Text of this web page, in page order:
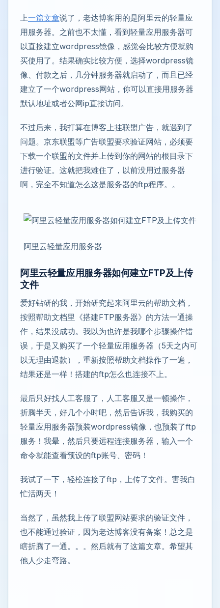
上一篇文章说了，老达博客用的是阿里云的轻量应
用服务器。之前也不太懂，看到轻量应用服务器可
以直接建立wordpress镜像，感觉会比较方便就购
买使用了。结果确实比较方便，选择wordpress镜
像、付款之后，几分钟服务器就启动了，而且已经
建立了一个wordpress网站，你可以直接用服务器
默认地址或者公网ip直接访问。
不过后来，我打算在博客上挂联盟广告，就遇到了
问题。京东联盟等广告联盟要求验证网站，必须要
下载一个联盟的文件并上传到你的网站的根目录下
进行验证。这就把我难住了，以前没用过服务器
啊，完全不知道怎么这是服务器的ftp程序。。
阿里云轻量应用服务器
阿里云轻量应用服务器如何建立FTP及上传
文件
爱好钻研的我，开始研究起来阿里云的帮助文档，
按照帮助文档里《搭建FTP服务器》的方法一通操
作，结果没成功。我以为也许是我哪个步骤操作错
误，于是又购买了一个轻量应用服务器（5天之内可
以无理由退款），重新按照帮助文档操作了一遍，
结果还是一样！搭建的ftp怎么也连接不上。
最后只好找人工客服了，人工客服又是一顿操作，
折腾半天，好几个小时吧，然后告诉我，我购买的
轻量应用服务器预装wordpress镜像，也预装了ftp
服务！我晕，然后只要远程连接服务器，输入一个
命令就能查看预设的ftp账号、密码！
我试了一下，轻松连接了ftp，上传了文件。害我白
忙活两天！
当然了，虽然我上传了联盟网站要求的验证文件，
也不能通过验证，因为老达博客没有备案！总之是
瞎折腾了一通。。。然后就有了这篇文章。希望其
他人少走弯路。